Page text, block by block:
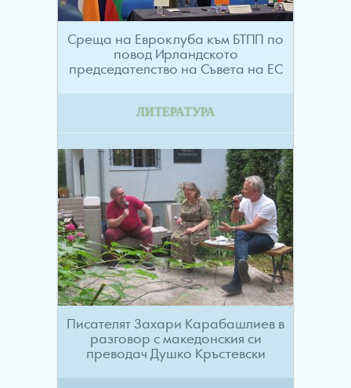
Среща на Евроклуба към БТПП по
повод Ирландското
председателство на Съвета на ЕС
ЛИТЕРАТУРА
Писателят Захари Карабашлиев в
разговор с македонския си
преводач Душко Кръстевски